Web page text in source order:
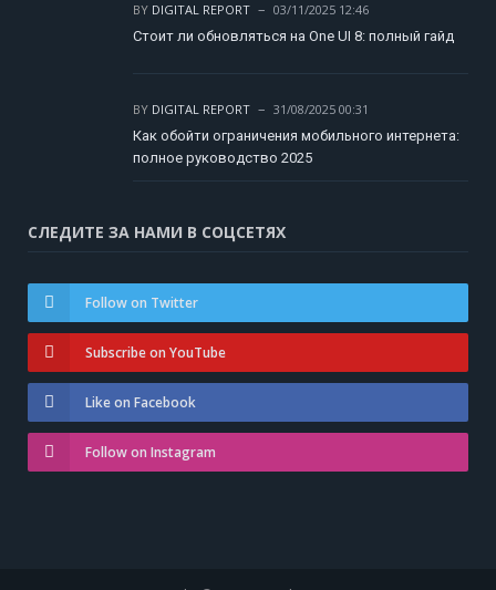
BY DIGITAL REPORT
03/11/2025 12:46
Стоит ли обновляться на One UI 8: полный гайд
BY DIGITAL REPORT
31/08/2025 00:31
Как обойти ограничения мобильного интернета:
полное руководство 2025
СЛЕДИТЕ ЗА НАМИ В СОЦСЕТЯХ
Follow on Twitter
Subscribe on YouTube
Like on Facebook
Follow on Instagram